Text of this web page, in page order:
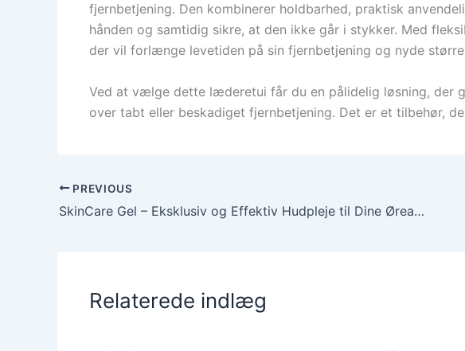
fjernbetjening. Den kombinerer holdbarhed, praktisk
hånden og samtidig sikre, at den ikke går i stykker. Med
der vil forlænge levetiden på sin fjernbetjening og nyde
Ved at vælge dette læderetui får du en pålidelig løsning, der
over tabt eller beskadiget fjernbetjening. Det er et tilbehør,
PREVIOUS
SkinCare Gel – Eksklusiv og Effektiv Hudpleje til Dine Øreapparater
Relaterede indlæg